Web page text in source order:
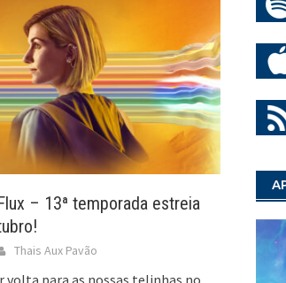
– 13ª temporada estreia
Thais Aux Pavão